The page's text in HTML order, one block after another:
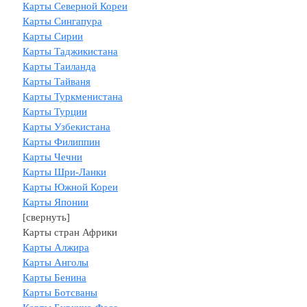
Карты Северной Кореи
Карты Сингапура
Карты Сирии
Карты Таджикистана
Карты Таиланда
Карты Тайваня
Карты Туркменистана
Карты Турции
Карты Узбекистана
Карты Филиппин
Карты Чечни
Карты Шри-Ланки
Карты Южной Кореи
Карты Японии
[свернуть]
Карты стран Африки
Карты Алжира
Карты Анголы
Карты Бенина
Карты Ботсваны